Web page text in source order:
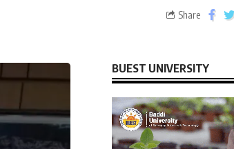
Share
BUEST UNIVERSITY